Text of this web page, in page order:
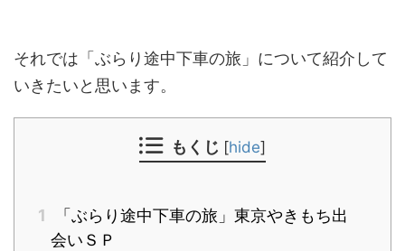
それでは「ぶらり途中下車の旅」について紹介して
いきたいと思います。
もくじ [hide]
1
「ぶらり途中下車の旅」東京やきもち出
会いＳＰ